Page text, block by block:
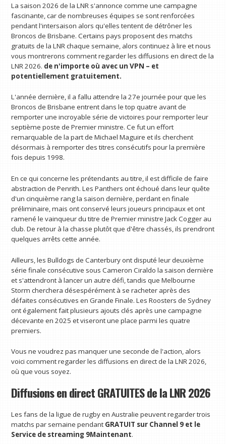
La saison 2026 de la LNR s'annonce comme une campagne
fascinante, car de nombreuses équipes se sont renforcées
pendant l'intersaison alors qu'elles tentent de détrôner les
Broncos de Brisbane. Certains pays proposent des matchs
gratuits de la LNR chaque semaine, alors continuez à lire et nous
vous montrerons comment regarder les diffusions en direct de la
LNR 2026. de n'importe où avec un VPN – et
potentiellement gratuitement.
L'année dernière, il a fallu attendre la 27e journée pour que les
Broncos de Brisbane entrent dans le top quatre avant de
remporter une incroyable série de victoires pour remporter leur
septième poste de Premier ministre. Ce fut un effort
remarquable de la part de Michael Maguire et ils cherchent
désormais à remporter des titres consécutifs pour la première
fois depuis 1998.
En ce qui concerne les prétendants au titre, il est difficile de faire
abstraction de Penrith. Les Panthers ont échoué dans leur quête
d'un cinquième rang la saison dernière, perdant en finale
préliminaire, mais ont conservé leurs joueurs principaux et ont
ramené le vainqueur du titre de Premier ministre Jack Cogger au
club. De retour à la chasse plutôt que d'être chassés, ils prendront
quelques arrêts cette année.
Ailleurs, les Bulldogs de Canterbury ont disputé leur deuxième
série finale consécutive sous Cameron Ciraldo la saison dernière
et s'attendront à lancer un autre défi, tandis que Melbourne
Storm cherchera désespérément à se racheter après des
défaites consécutives en Grande Finale. Les Roosters de Sydney
ont également fait plusieurs ajouts clés après une campagne
décevante en 2025 et viseront une place parmi les quatre
premiers.
Vous ne voudrez pas manquer une seconde de l'action, alors
voici comment regarder les diffusions en direct de la LNR 2026,
où que vous soyez.
Diffusions en direct GRATUITES de la LNR 2026
Les fans de la ligue de rugby en Australie peuvent regarder trois
matchs par semaine pendant GRATUIT sur Channel 9 et le
Service de streaming 9Maintenant.